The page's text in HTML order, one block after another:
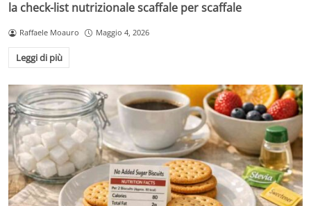
la check-list nutrizionale scaffale per scaffale
Raffaele Moauro Maggio 4, 2026
Leggi di più